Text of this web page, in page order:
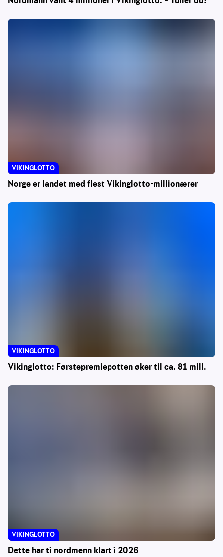
Norge er landet med flest Vikinglotto-millionærer
VIKINGLOTTO
Vikinglotto: Førstepremiepotten øker til ca. 81 mill.
VIKINGLOTTO
Dette har ti nordmenn klart i 2026
VIKINGLOTTO